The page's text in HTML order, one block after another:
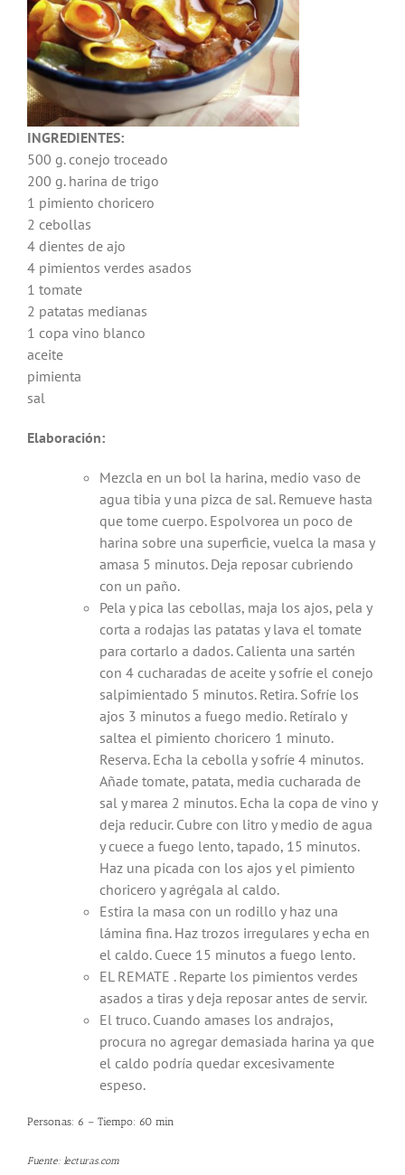
Contactar
WooCommerce My Account
WooCommerce Cart
INGREDIENTES:
500 g. conejo troceado
200 g. harina de trigo
1 pimiento choricero
2 cebollas
4 dientes de ajo
4 pimientos verdes asados
1 tomate
2 patatas medianas
1 copa vino blanco
aceite
pimienta
sal
Elaboración:
Mezcla en un bol la harina, medio vaso de
agua tibia y una pizca de sal. Remueve hasta
que tome cuerpo. Espolvorea un poco de
harina sobre una superficie, vuelca la masa y
amasa 5 minutos. Deja reposar cubriendo
con un paño.
Pela y pica las cebollas, maja los ajos, pela y
corta a rodajas las patatas y lava el tomate
para cortarlo a dados. Calienta una sartén
con 4 cucharadas de aceite y sofríe el conejo
salpimientado 5 minutos. Retira. Sofríe los
ajos 3 minutos a fuego medio. Retíralo y
saltea el pimiento choricero 1 minuto.
Reserva. Echa la cebolla y sofríe 4 minutos.
Añade tomate, patata, media cucharada de
sal y marea 2 minutos. Echa la copa de vino y
deja reducir. Cubre con litro y medio de agua
y cuece a fuego lento, tapado, 15 minutos.
Haz una picada con los ajos y el pimiento
choricero y agrégala al caldo.
Estira la masa con un rodillo y haz una
lámina fina. Haz trozos irregulares y echa en
el caldo. Cuece 15 minutos a fuego lento.
EL REMATE . Reparte los pimientos verdes
asados a tiras y deja reposar antes de servir.
El truco. Cuando amases los andrajos,
procura no agregar demasiada harina ya que
el caldo podría quedar excesivamente
espeso.
Personas: 6 – Tiempo: 60 min
Fuente: lecturas.com